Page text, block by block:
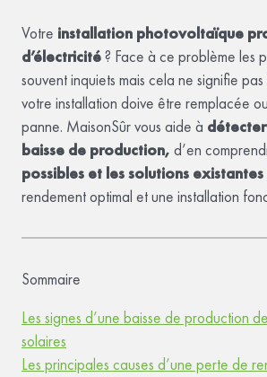
Votre installation photovoltaïque
d’électricité? Face à ce problème les
souvent inquiets mais cela ne signifie
votre installation doive être remplacée
panne. MaisonSûr vous aide à détecter
baisse de production, d’en
possibles et les solutions existantes
rendement optimal et une installation
Sommaire
Les signes d’une baisse de production
solaires
Les principales causes d’une perte de